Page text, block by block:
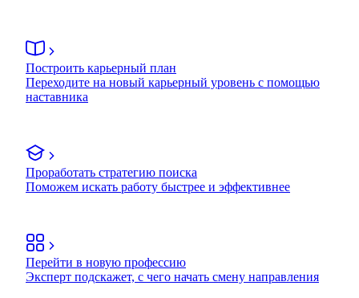
Построить карьерный план
Переходите на новый карьерный уровень с помощью
наставника
Проработать стратегию поиска
Поможем искать работу быстрее и эффективнее
Перейти в новую профессию
Эксперт подскажет, с чего начать смену направления